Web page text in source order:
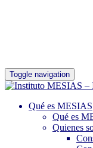
Toggle navigation
Qué es MESIAS
Qué es
Quienes